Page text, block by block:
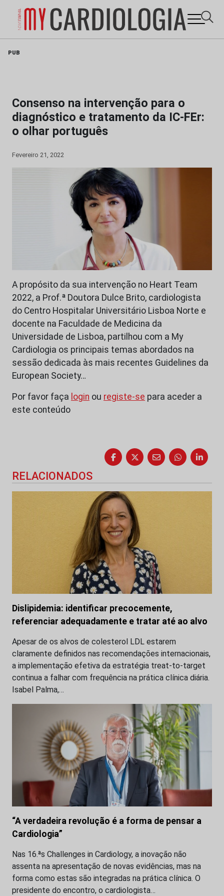
PUB
Consenso na intervenção para o
diagnóstico e tratamento da IC-FEr:
o olhar português
Fevereiro 21, 2022
A propósito da sua intervenção no Heart Team
2022, a Prof.ª Doutora Dulce Brito, cardiologista
do Centro Hospitalar Universitário Lisboa Norte e
docente na Faculdade de Medicina da
Universidade de Lisboa, partilhou com a My
Cardiologia os principais temas abordados na
sessão dedicada às mais recentes Guidelines da
European Society…
Por favor faça login ou registe-se para aceder a
este conteúdo
RELACIONADOS
Dislipidemia: identificar precocemente,
referenciar adequadamente e tratar até ao alvo
Apesar de os alvos de colesterol LDL estarem
claramente definidos nas recomendações internacionais,
a implementação efetiva da estratégia treat-to-target
continua a falhar com frequência na prática clínica diária.
Isabel Palma,…
“A verdadeira revolução é a forma de pensar a
Cardiologia”
Nas 16.ªs Challenges in Cardiology, a inovação não
assenta na apresentação de novas evidências, mas na
forma como estas são integradas na prática clínica. O
presidente do encontro, o cardiologista…